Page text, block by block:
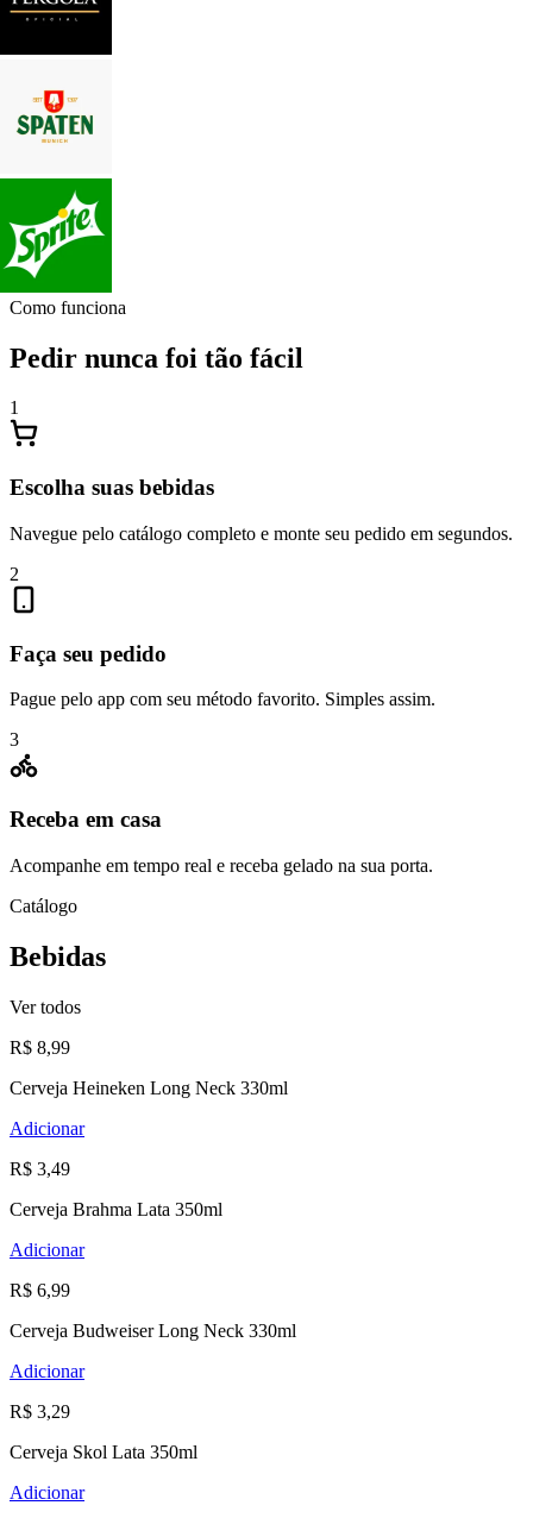
Como funciona
Pedir nunca foi tão fácil
1
Escolha suas bebidas
Navegue pelo catálogo completo e monte seu pedido em segundos.
2
Faça seu pedido
Pague pelo app com seu método favorito. Simples assim.
3
Receba em casa
Acompanhe em tempo real e receba gelado na sua porta.
Catálogo
Bebidas
Ver todos
R$ 8,99
Cerveja Heineken Long Neck 330ml
Adicionar
R$ 3,49
Cerveja Brahma Lata 350ml
Adicionar
R$ 6,99
Cerveja Budweiser Long Neck 330ml
Adicionar
R$ 3,29
Cerveja Skol Lata 350ml
Adicionar